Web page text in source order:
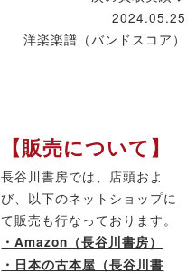
2024.05.25
洋楽楽譜（バンドスコア）
【販売について】
長谷川書房では、店頭およ
び、以下のネットショップに
て販売も行なっております。
・Amazon（長谷川書房）
・日本の古本屋（長谷川書